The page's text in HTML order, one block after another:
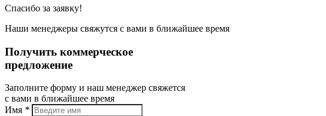
Спасибо за заявку!
Наши менеджеры свяжутся с вами в ближайшее время
Получить коммерческое
предложение
Заполните форму и наш менеджер свяжется
с вами в ближайшее время
Имя *